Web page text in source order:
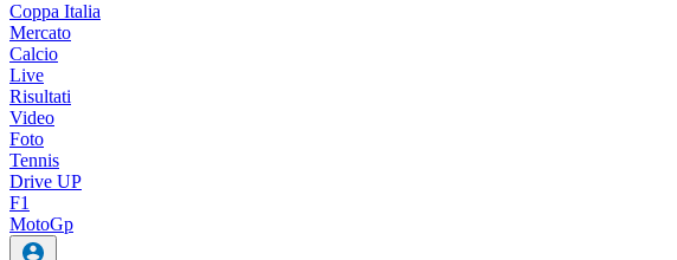
Coppa Italia
Mercato
Calcio
Live
Risultati
Video
Foto
Tennis
Drive UP
F1
MotoGp